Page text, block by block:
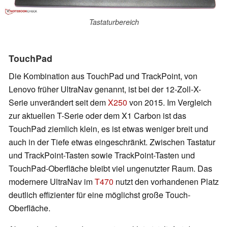
Tastaturbereich
TouchPad
Die Kombination aus TouchPad und TrackPoint, von
Lenovo früher UltraNav genannt, ist bei der 12-Zoll-X-
Serie unverändert seit demX250 von 2015. Im Vergleich
zur aktuellen T-Serie oder dem X1 Carbon ist das
TouchPad ziemlich klein, es ist etwas weniger breit und
auch in der Tiefe etwas eingeschränkt. Zwischen Tastatur
und TrackPoint-Tasten sowie TrackPoint-Tasten und
TouchPad-Oberfläche bleibt viel ungenutzter Raum. Das
modernere UltraNav imT470 nutzt den vorhandenen Platz
deutlich effizienter für eine möglichst große Touch-
Oberfläche.